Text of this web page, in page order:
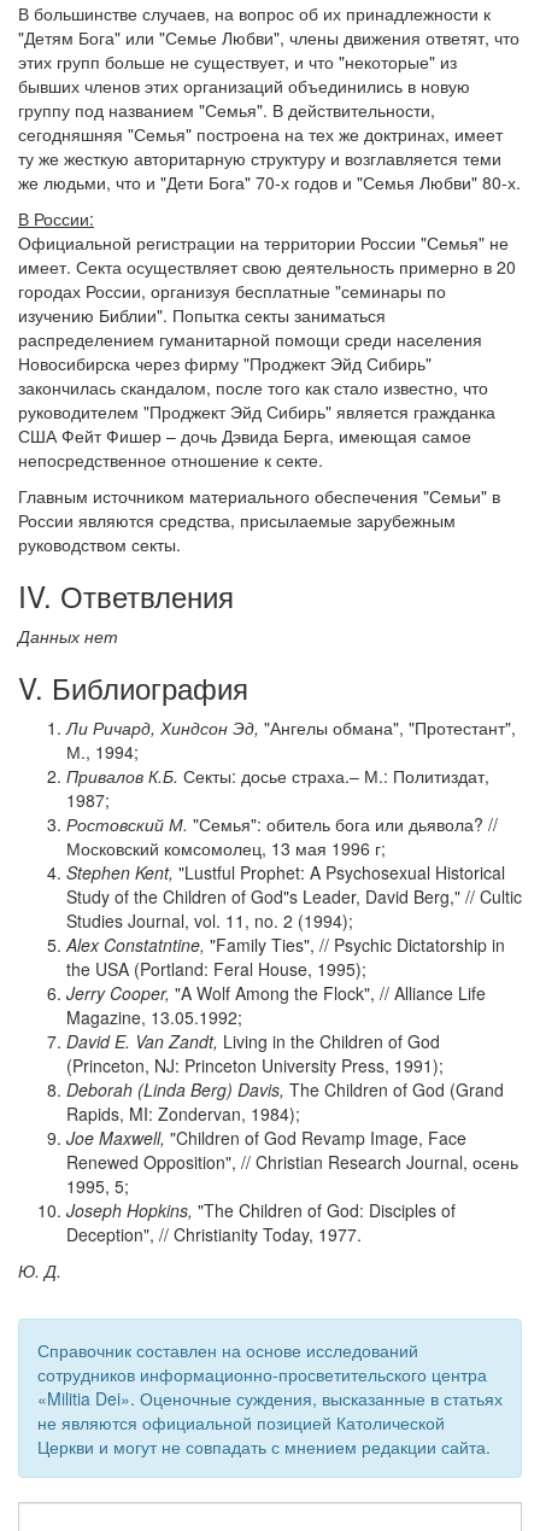
В большинстве случаев, на вопрос об их принадлежности к
"Детям Бога" или "Семье Любви", члены движения ответят, что
этих групп больше не существует, и что "некоторые" из
бывших членов этих организаций объединились в новую
группу под названием "Семья". В действительности,
сегодняшняя "Семья" построена на тех же доктринах, имеет
ту же жесткую авторитарную структуру и возглавляется теми
же людьми, что и "Дети Бога" 70-х годов и "Семья Любви" 80-х.
В России:
Официальной регистрации на территории России "Семья" не
имеет. Секта осуществляет свою деятельность примерно в 20
городах России, организуя бесплатные "семинары по
изучению Библии". Попытка секты заниматься
распределением гуманитарной помощи среди населения
Новосибирска через фирму "Проджект Эйд Сибирь"
закончилась скандалом, после того как стало известно, что
руководителем "Проджект Эйд Сибирь" является гражданка
США Фейт Фишер – дочь Дэвида Берга, имеющая самое
непосредственное отношение к секте.
Главным источником материального обеспечения "Семьи" в
России являются средства, присылаемые зарубежным
руководством секты.
IV. Ответвления
Данных нет
V. Библиография
Ли Ричард, Хиндсон Эд, "Ангелы обмана", "Протестант",
М., 1994;
Привалов К.Б. Секты: досье страха.– М.: Политиздат,
1987;
Ростовский М. "Семья": обитель бога или дьявола? //
Московский комсомолец, 13 мая 1996 г;
Stephen Kent, "Lustful Prophet: A Psychosexual Historical
Study of the Children of God"s Leader, David Berg," // Cultic
Studies Journal, vol. 11, no. 2 (1994);
Alex Constatntine, "Family Ties", // Psychic Dictatorship in
the USA (Portland: Feral House, 1995);
Jerry Cooper, "A Wolf Among the Flock", // Alliance Life
Magazine, 13.05.1992;
David E. Van Zandt, Living in the Children of God
(Princeton, NJ: Princeton University Press, 1991);
Deborah (Linda Berg) Davis, The Children of God (Grand
Rapids, MI: Zondervan, 1984);
Joe Maxwell, "Children of God Revamp Image, Face
Renewed Opposition", // Christian Research Journal, осень
1995, 5;
Joseph Hopkins, "The Children of God: Disciples of
Deception", // Christianity Today, 1977.
Ю. Д.
Справочник составлен на основе исследований
сотрудников информационно-просветительского центра
«Militia Dei». Оценочные суждения, высказанные в статьях
не являются официальной позицией Католической
Церкви и могут не совпадать с мнением редакции сайта.